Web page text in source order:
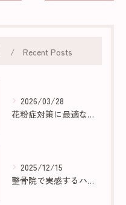
Recent Posts
2026/03/28
花粉症対策に最適な部屋作りのポイント
2025/12/15
整骨院で実感するハイボルトの効果と仕組み